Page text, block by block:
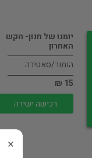
יומנו של חנון- הקש
האחרון
הומור/סאטירה
15 ₪
רכישה ישירה
×